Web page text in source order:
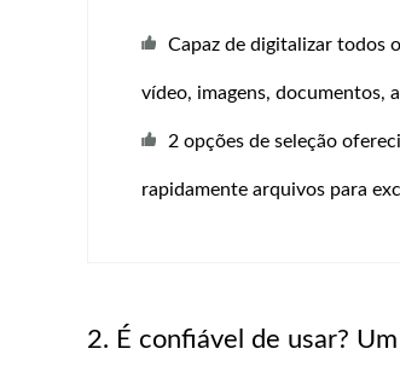
Capaz de digitalizar todos
vídeo, imagens, documentos,
2 opções de seleção
rapidamente arquivos para
2. É confiável de usar?